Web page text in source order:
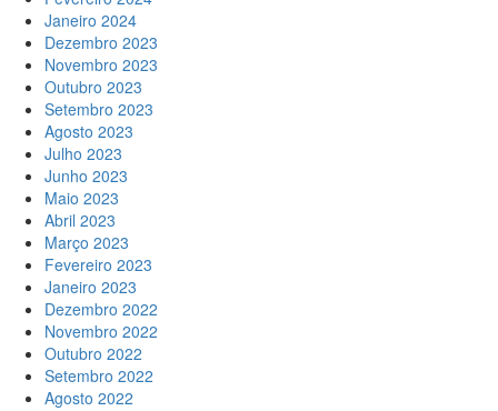
Janeiro 2024
Dezembro 2023
Novembro 2023
Outubro 2023
Setembro 2023
Agosto 2023
Julho 2023
Junho 2023
Maio 2023
Abril 2023
Março 2023
Fevereiro 2023
Janeiro 2023
Dezembro 2022
Novembro 2022
Outubro 2022
Setembro 2022
Agosto 2022